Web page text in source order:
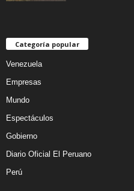
Categoría popular
Venezuela
Empresas
Mundo
Espectáculos
Gobierno
Diario Oficial El Peruano
Perú